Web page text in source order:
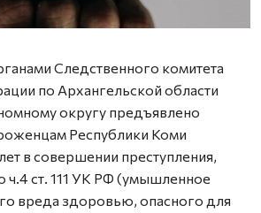
Следственного комитета
по Архангельской области
округу предъявлено
Республики Коми
в совершении преступления,
ч.4 ст. 111 УК РФ (умышленное
вреда здоровью, опасного для